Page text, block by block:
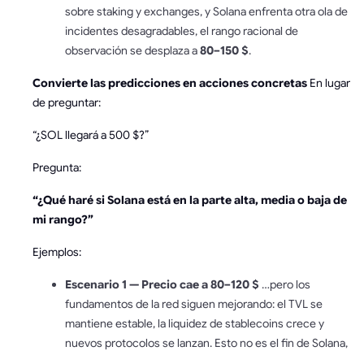
sobre staking y exchanges, y Solana enfrenta otra ola de
incidentes desagradables, el rango racional de
observación se desplaza a80–150 $.
Convierte las predicciones en acciones concretas En lugar
de preguntar:
“¿SOL llegará a 500 $?”
Pregunta:
“¿Qué haré si Solana está en la parte alta, media o baja de
mi rango?”
Ejemplos:
Escenario 1 — Precio cae a 80–120 $ …pero los
fundamentos de la red siguen mejorando: el TVL se
mantiene estable, la liquidez de stablecoins crece y
nuevos protocolos se lanzan. Esto no es el fin de Solana,